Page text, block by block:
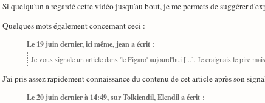
Si quelqu'un a regardé cette vidéo jusqu'au bout, je me permets de suggérer
Quelques mots également concernant ceci :
Le 19 juin dernier, ici même, jean a écrit :
Je vous signale un article dans 'le Figaro' aujourd'hui [...]. Je craignais le pire
J'ai pris assez rapidement connaissance du contenu de cet article après son
Le 20 juin dernier à 14:49, sur Tolkiendil, Elendil a écrit :